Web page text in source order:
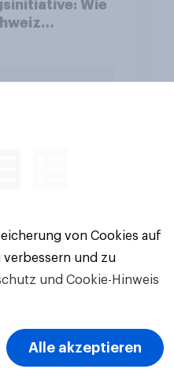
Wie
von Cookies auf
verbessern und zu
und Cookie-Hinweis
Alle akzeptieren